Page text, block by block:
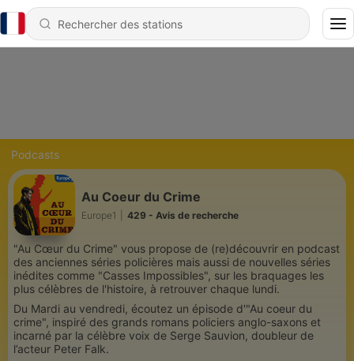
Podcasts
Au Coeur du Crime
Europe1 429 - Avis de recherche
"Au Cœur du Crime" vous propose de (re)découvrir en podcast
des anciennes séries policières mais aussi de nouvelles séries
inédites comme "Casses Impossibles", sur les braquages les
plus célèbres de l'histoire, à retrouver chaque lundi.
Du Mardi au vendredi, écoutez un épisode d'"Au coeur du
crime", inspiré des grands romans policiers anglo-saxons et
incarné par la célèbre voix de Serge Sauvion, doubleur de
l’acteur Peter Falk.